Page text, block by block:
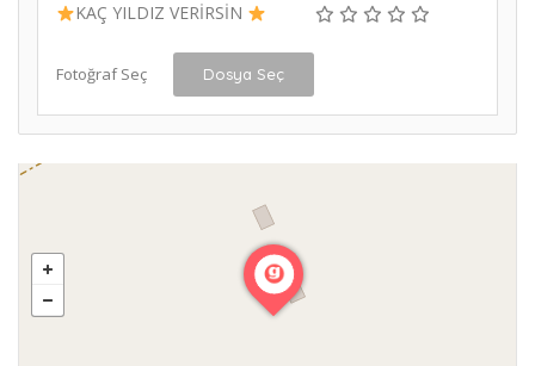
KAÇ YILDIZ VERİRSİN
Fotoğraf Seç Dosya Seç